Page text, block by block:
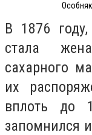
В 1876
стала
сахарного
их
вплоть до
запомнился